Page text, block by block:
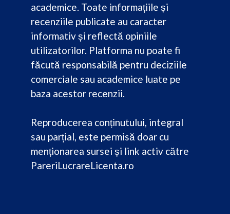
academice. Toate informațiile și
recenziile publicate au caracter
informativ și reflectă opiniile
utilizatorilor. Platforma nu poate fi
făcută responsabilă pentru deciziile
comerciale sau academice luate pe
baza acestor recenzii.
Reproducerea conținutului, integral
sau parțial, este permisă doar cu
menționarea sursei și link activ către
PareriLucrareLicenta.ro